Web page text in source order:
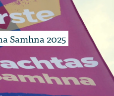
Samhna 2025